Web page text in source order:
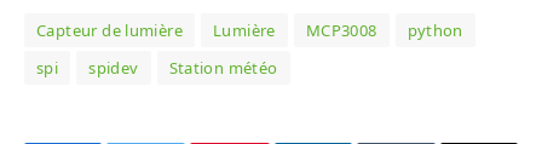
Capteur de lumière Lumière MCP3008
python
spi
spidev Station météo